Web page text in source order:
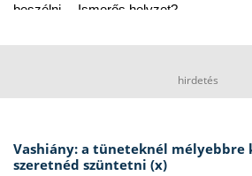
beszélni… Ismerős helyzet?
hirdetés
Vashiány: a tüneteknél mélyebbre
szeretnéd szüntetni (x)